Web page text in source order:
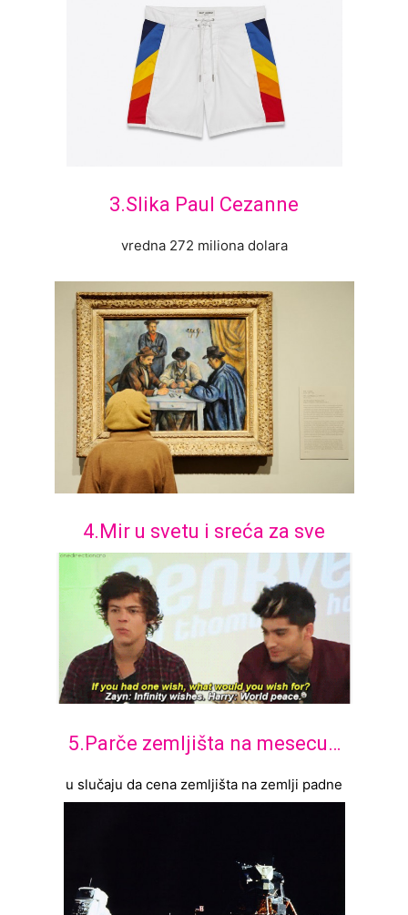
3.Slika Paul Cezanne
vredna 272 miliona dolara
4.Mir u svetu i sreća za sve
5.Parče zemljišta na mesecu…
u slučaju da cena zemljišta na zemlji padne